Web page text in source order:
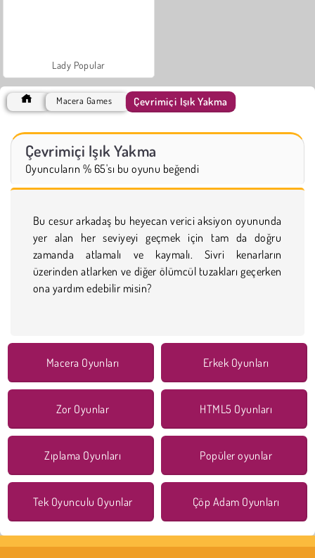
Lady Popular
Macera Games Çevrimiçi Işık Yakma
Çevrimiçi Işık Yakma
Oyuncuların % 65'sı bu oyunu beğendi
Bu cesur arkadaş bu heyecan verici aksiyon oyununda
yer alan her seviyeyi geçmek için tam da doğru
zamanda atlamalı ve kaymalı. Sivri kenarların
üzerinden atlarken ve diğer ölümcül tuzakları geçerken
ona yardım edebilir misin?
Macera Oyunları Erkek Oyunları
Zor Oyunlar HTML5 Oyunları
Zıplama Oyunları Popüler oyunlar
Tek Oyunculu Oyunlar Çöp Adam Oyunları